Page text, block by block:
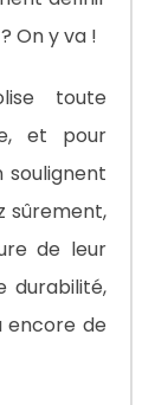
On y va !
toute
et pour
soulignent
sûrement,
de leur
durabilité,
encore de